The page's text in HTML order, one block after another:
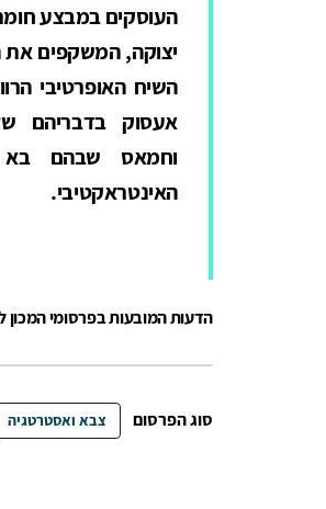
העוסקים במבצע
יצוקה, המשקפים את
השיח האופרטיבי
אעסוק בדבריהם
וחמאס שבהם בא
האינטראקטיבי.
הדעות המובעות בפרסומי
סוג הפרסום צבא ואסטרטגיה